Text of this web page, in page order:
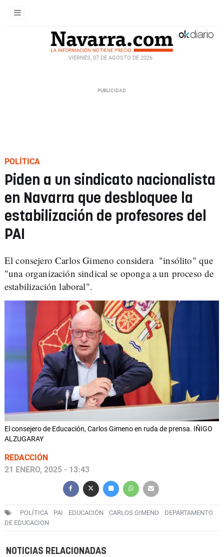
VIERNES, 07 DE AGOSTO DE 2026
POLÍTICA
Piden a un sindicato nacionalista
en Navarra que desbloquee la
estabilización de profesores del
PAI
El consejero Carlos Gimeno considera "insólito" que
"una organización sindical se oponga a un proceso de
estabilización laboral".
El consejero de Educación, Carlos Gimeno en ruda de prensa. IÑIGO
ALZUGARAY
REDACCIÓN
21 ENERO, 2025 - 13:43
POLÍTICA PAI EDUCACIÓN CARLOS GIMENO
DEPARTAMENTO
DE EDUCACION
NOTICIAS RELACIONADAS